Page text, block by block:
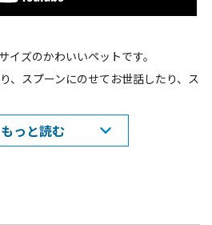
イズのかわいいペットです。
、スプーンにのせてお世話したり、ス
の一部です。
もっと読む